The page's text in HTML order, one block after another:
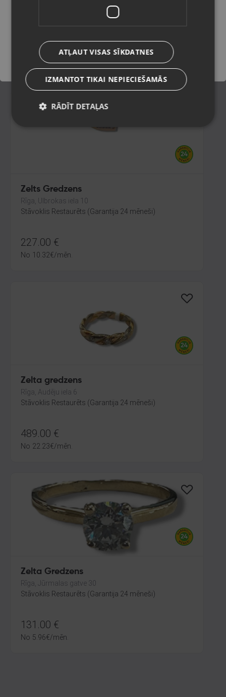
Stāvoklis Restaurēts (Garantija 24 mēneši)
238.00 €
10.82€/mēn.
Zelts Gredzens
Rīga, Ulbrokas iela 10
Stāvoklis Restaurēts (Garantija 24 mēneši)
227.00 €
No 10.32€/mēn.
Zelta gredzens
Rīga, Audēju iela 6
Stāvoklis Restaurēts (Garantija 24 mēneši)
489.00 €
No 22.23€/mēn.
Zelta Gredzens
Rīga, Jūrmalas gatve 30
Stāvoklis Restaurēts (Garantija 24 mēneši)
131.00 €
No 5.96€/mēn.
Saglabāt
ATĻAUT VISAS SĪKDATNES
IZMANTOT TIKAI NEPIECIEŠAMĀS
RĀDĪT DETAĻAS